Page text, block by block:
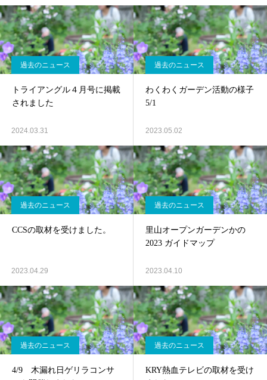
コミュニティの再生 未来への
過去のニュース
トライアングル４月号に掲載
されました
2024.03.31
過去のニュース
わくわくガーデン活動の様子
5/1
2023.05.02
過去のニュース
CCSの取材を受けました。
2023.04.29
過去のニュース
里山オープンガーデンかの
2023 ガイドマップ
2023.04.10
過去のニュース
4/9 木漏れ日ゲリラコンサ
過去のニュース
KRY熱血テレビの取材を受け